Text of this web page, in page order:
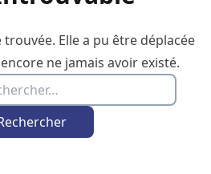
trouvée. Elle a pu être déplacée
ne jamais avoir existé.